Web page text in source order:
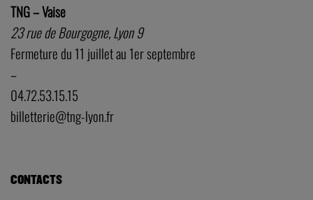
TNG – Vaise
23 rue de Bourgogne, Lyon 9
Fermeture du 11 juillet au 1er septembre
–
04.72.53.15.15
billetterie@tng-lyon.fr
CONTACTS